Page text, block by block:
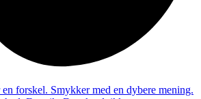
forskel. Smykker med en dybere mening.